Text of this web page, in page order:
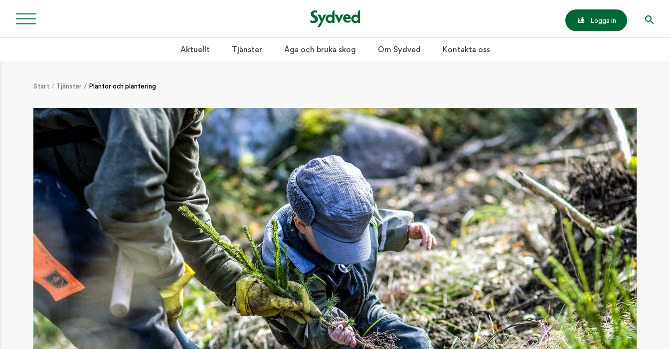
Logga in
Aktuellt Tjänster Äga och bruka skog Om Sydved Kontakta oss
Start Tjänster Plantor och plantering